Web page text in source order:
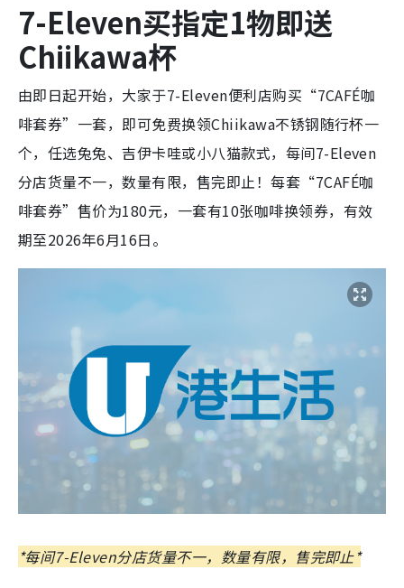
7-Eleven买指定1物即送
Chiikawa杯
由即日起开始，大家于7-Eleven便利店购买“7CAFÉ咖
啡套券”一套，即可免费换领Chiikawa不锈钢随行杯一
个，任选兔兔、吉伊卡哇或小八猫款式，每间7-Eleven
分店货量不一，数量有限，售完即止！每套“7CAFÉ咖
啡套券”售价为180元，一套有10张咖啡换领券，有效
期至2026年6月16日。
*每间7-Eleven分店货量不一，数量有限，售完即止*